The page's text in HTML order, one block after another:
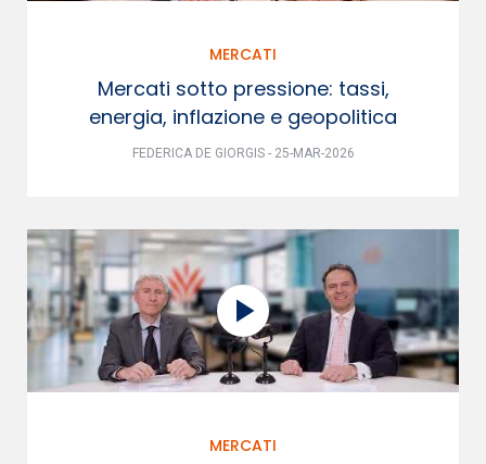
MERCATI
Mercati sotto pressione: tassi,
energia, inflazione e geopolitica
FEDERICA DE GIORGIS - 25-MAR-2026
MERCATI